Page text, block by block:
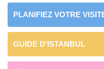
PLANIFIEZ VOTRE
GUIDE D'ISTANBUL